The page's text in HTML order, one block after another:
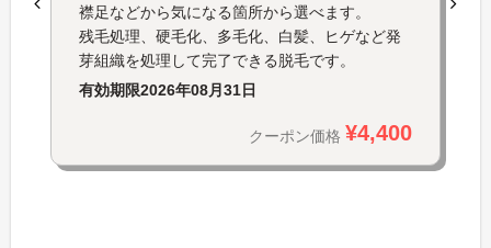
襟足などから気になる箇所から選べます。
残毛処理、硬毛化、多毛化、白髪、ヒゲなど発
芽組織を処理して完了できる脱毛です。
有効期限2026年08月31日
クーポン価格 ¥4,400